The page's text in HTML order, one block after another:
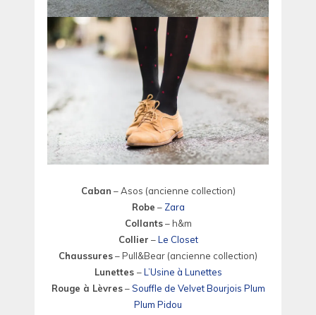
Caban – Asos (ancienne collection)
Robe – Zara
Collants– h&m
Collier –Le Closet
Chaussures– Pull&Bear (ancienne collection)
Lunettes –L’Usine à Lunettes
Rouge à Lèvres–Souffle de Velvet Bourjois Plum
Plum Pidou